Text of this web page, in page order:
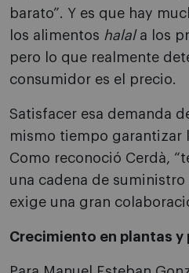
barato”. Y es que hay
los alimentos halala los
pero lo que realmente
consumidor es el precio.
Satisfacer esa demanda
mismo tiempo garantizar
Como reconoció Cerdà,
una cadena de
exige una gran
Crecimiento en plantas